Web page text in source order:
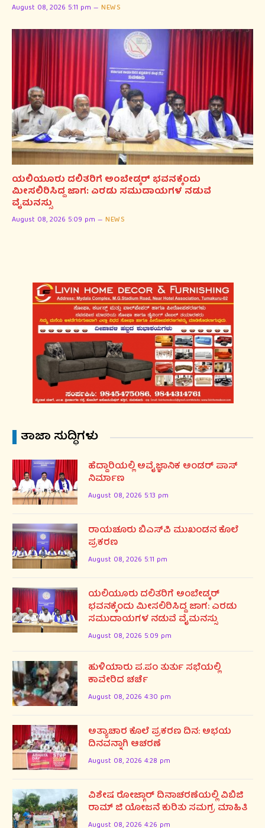
August 08, 2026 5:11 pm NEWS
ಯಲಿಯೂರು ದಲಿತರಿಗೆ ಅಂಬೇಡ್ಕರ್ ಭವನಕ್ಕೆಂದು
ಮೀಸಲಿರಿಸಿದ್ದ ಜಾಗ: ಎರಡು ಸಮುದಾಯಗಳ ನಡುವೆ
ವೈಮನಸ್ಸು
August 08, 2026 5:09 pm NEWS
ತಾಜಾ ಸುದ್ಧಿಗಳು
ಹೆದ್ದಾರಿಯಲ್ಲಿ ಅವೈಜ್ಞಾನಿಕ ಅಂಡರ್ ಪಾಸ್
ನಿರ್ಮಾಣ
August 08, 2026 5:13 pm
ರಾಯಚೂರು ಬಿಎಸ್‌ಪಿ ಮುಖಂಡನ ಕೊಲೆ
ಪ್ರಕರಣ
August 08, 2026 5:11 pm
ಯಲಿಯೂರು ದಲಿತರಿಗೆ ಅಂಬೇಡ್ಕರ್
ಭವನಕ್ಕೆಂದು ಮೀಸಲಿರಿಸಿದ್ದ ಜಾಗ: ಎರಡು
ಸಮುದಾಯಗಳ ನಡುವೆ ವೈಮನಸ್ಸು
August 08, 2026 5:09 pm
ಹುಳಿಯಾರು ಪ.ಪಂ ತುರ್ತು ಸಭೆಯಲ್ಲಿ
ಕಾವೇರಿದ ಚರ್ಚೆ
August 08, 2026 4:30 pm
ಅತ್ಯಾಚಾರ ಕೊಲೆ ಪ್ರಕರಣ ದಿನ: ಅಭಯ
ದಿನವನ್ನಾಗಿ ಆಚರಣೆ
August 08, 2026 4:28 pm
ವಿಶೇಷ ರೋಜ್ಗಾರ್ ದಿನಾಚರಣೆಯಲ್ಲಿ ವಿಬಿಜಿ
ರಾಮ್ ಜಿ ಯೋಜನೆ ಕುರಿತು ಸಮಗ್ರ ಮಾಹಿತಿ
August 08, 2026 4:26 pm